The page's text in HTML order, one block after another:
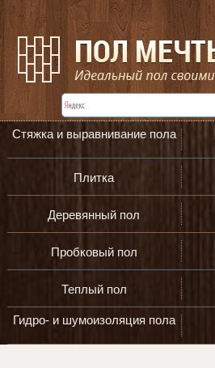
Стяжка и выравнивание пола
Плитка
Деревянный пол
Пробковый пол
Теплый пол
Гидро- и шумоизоляция пола